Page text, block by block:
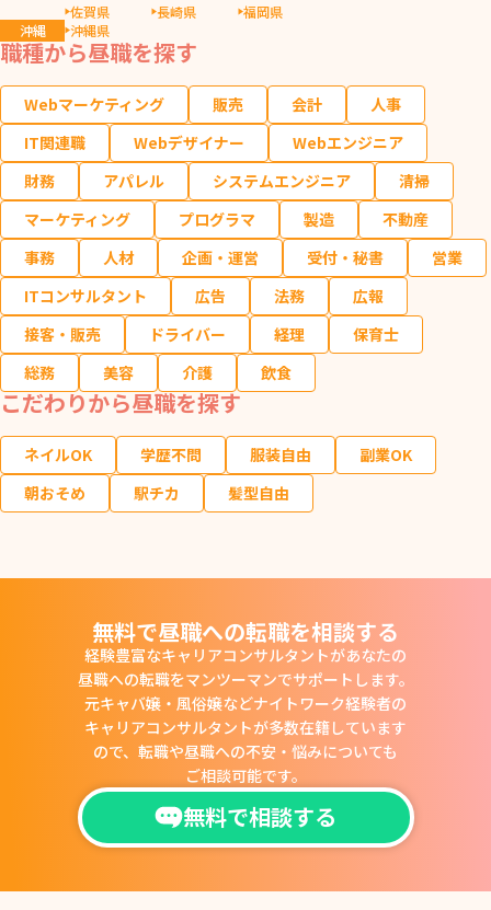
佐賀県
長崎県
福岡県
沖縄
沖縄県
職種から昼職を探す
Webマーケティング 販売 会計
人事
IT関連職
Webデザイナー
Webエンジニア
財務
アパレル システムエンジニア
清掃
マーケティング
プログラマ 製造
不動産
事務
人材 企画・運営 受付・秘書
営業
ITコンサルタント
広告 法務
広報
接客・販売
ドライバー 経理
保育士
総務
美容 介護 飲食
こだわりから昼職を探す
ネイルOK 学歴不問 服装自由
副業OK
朝おそめ
駅チカ 髪型自由
無料で昼職への転職を相談する
経験豊富なキャリアコンサルタントがあなたの
昼職への転職をマンツーマンでサポートします。
元キャバ嬢・風俗嬢などナイトワーク経験者の
キャリアコンサルタントが多数在籍しています
ので、 転職や昼職への不安・悩みについても
ご相談可能です。
無料で相談する